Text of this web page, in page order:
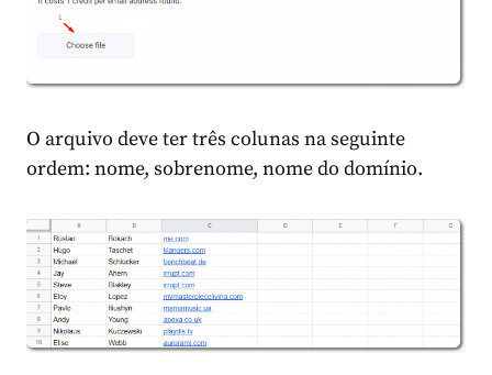
O arquivo deve ter três colunas na seguinte
ordem: nome, sobrenome, nome do domínio.